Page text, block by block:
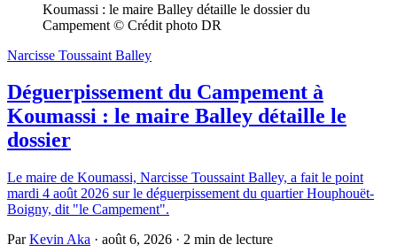
Koumassi : le maire Balley détaille le dossier du
Campement © Crédit photo DR
Narcisse Toussaint Balley
Déguerpissement du Campement à
Koumassi : le maire Balley détaille le
dossier
Le maire de Koumassi, Narcisse Toussaint Balley, a fait le point
mardi 4 août 2026 sur le déguerpissement du quartier Houphouët-
Boigny, dit "le Campement".
ParKevin Aka · août 6, 2026 · 2 min de lecture